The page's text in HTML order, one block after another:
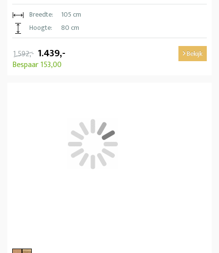
Breedte:
105 cm
Hoogte:
80 cm
1.592,- 1.439,-
Bespaar 153,00
Bekijk